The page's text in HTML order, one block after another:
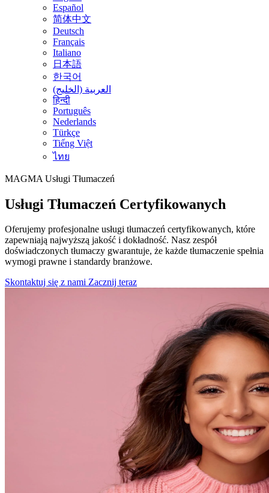
Español
简体中文
Deutsch
Français
Italiano
日本語
한국어
العربية (الخليج)
हिन्दी
Português
Nederlands
Türkçe
Tiếng Việt
ไทย
MAGMA Usługi Tłumaczeń
Usługi Tłumaczeń Certyfikowanych
Oferujemy profesjonalne usługi tłumaczeń certyfikowanych, które
zapewniają najwyższą jakość i dokładność. Nasz zespół
doświadczonych tłumaczy gwarantuje, że każde tłumaczenie spełnia
wymogi prawne i standardy branżowe.
Skontaktuj się z nami Zacznij teraz